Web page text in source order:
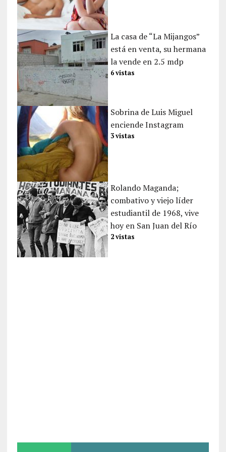
La casa de “La Mijangos”
está en venta, su hermana
la vende en 2.5 mdp
6 vistas
Sobrina de Luis Miguel
enciende Instagram
3 vistas
Rolando Maganda;
combativo y viejo líder
estudiantil de 1968, vive
hoy en San Juan del Río
2 vistas